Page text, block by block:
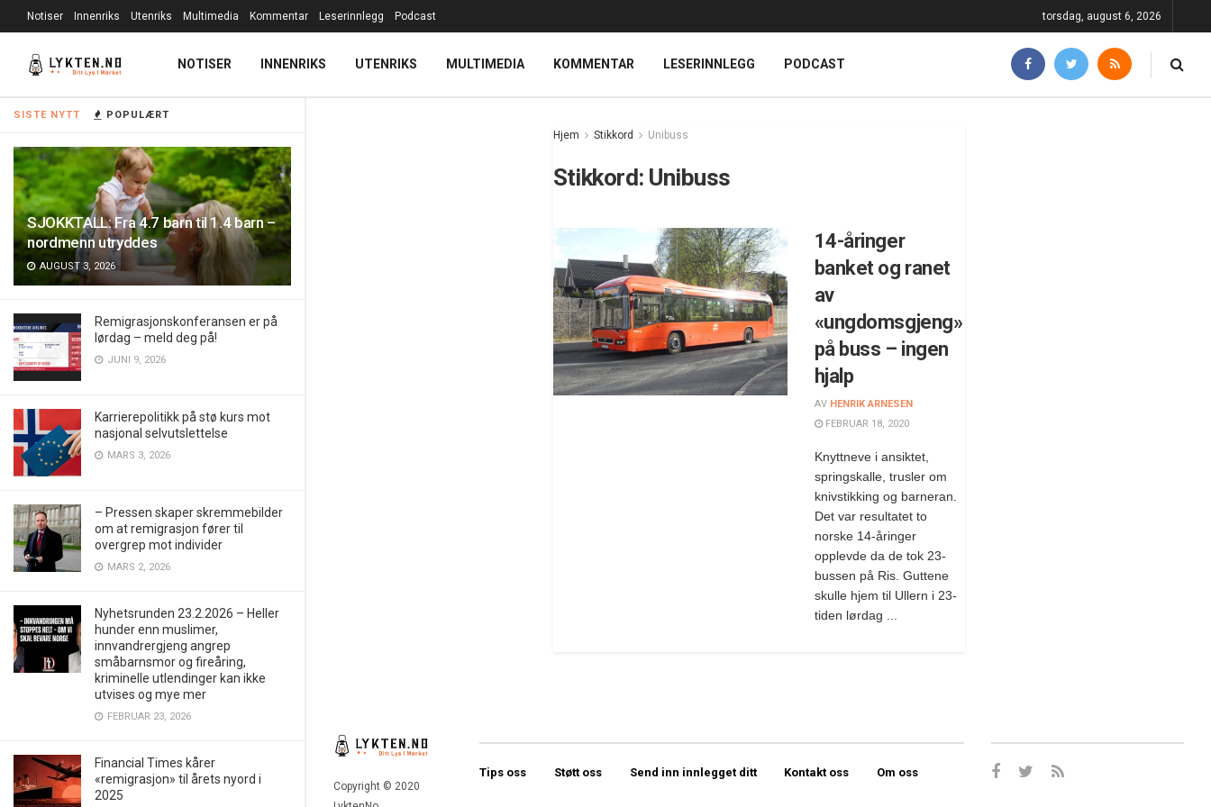
SISTE NYTT POPULÆRT
SJOKKTALL: Fra 4.7 barn til 1.4 barn –
nordmenn utryddes
AUGUST 3, 2026
Remigrasjonskonferansen er på
lørdag – meld deg på!
JUNI 9, 2026
Karrierepolitikk på stø kurs mot
nasjonal selvutslettelse
MARS 3, 2026
– Pressen skaper skremmebilder
om at remigrasjon fører til
overgrep mot individer
MARS 2, 2026
Nyhetsrunden 23.2.2026 – Heller
hunder enn muslimer,
innvandrergjeng angrep
småbarnsmor og fireåring,
kriminelle utlendinger kan ikke
utvises og mye mer
FEBRUAR 23, 2026
Financial Times kårer
«remigrasjon» til årets nyord i
2025
Notiser Innenriks Utenriks Multimedia Kommentar Leserinnlegg Podcast torsdag, august 6, 2026
NOTISER INNENRIKS UTENRIKS MULTIMEDIA KOMMENTAR LESERINNLEGG PODCAST
Hjem Stikkord Unibuss
Stikkord: Unibuss
14-åringer
banket og ranet
av
«ungdomsgjeng»
på buss – ingen
hjalp
AV HENRIK ARNESEN
FEBRUAR 18, 2020
Knyttneve i ansiktet,
springskalle, trusler om
knivstikking og barneran.
Det var resultatet to
norske 14-åringer
opplevde da de tok 23-
bussen på Ris. Guttene
skulle hjem til Ullern i 23-
tiden lørdag ...
Copyright © 2020
Tips oss Støtt oss Send inn innlegget ditt Kontakt oss Om oss